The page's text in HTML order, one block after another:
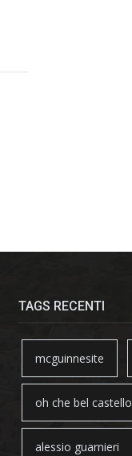
TAGS RECENTI
mcguinnesite
oh che bel castello
alessio guarnieri